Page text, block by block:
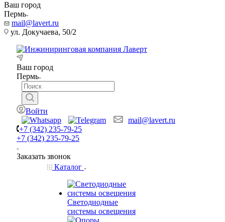
Ваш город
Пермь
mail@lavert.ru
ул. Докучаева, 50/2
Ваш город
Пермь
Войти
mail@lavert.ru
+7 (342) 235-79-25
+7 (342) 235-79-25
Заказать звонок
Каталог
Светодиодные
системы освещения